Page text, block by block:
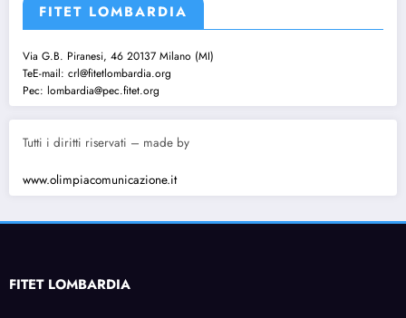
FITET LOMBARDIA
Via G.B. Piranesi, 46 20137 Milano (MI)
TeE-mail: crl@fitetlombardia.org
Pec: lombardia@pec.fitet.org
Tutti i diritti riservati – made by
www.olimpiacomunicazione.it
FITET LOMBARDIA